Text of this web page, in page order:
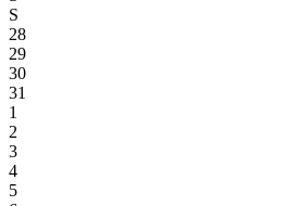
S
28
29
30
31
1
2
3
4
5